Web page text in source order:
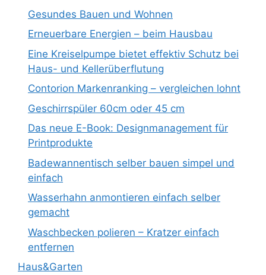
Gesundes Bauen und Wohnen
Erneuerbare Energien – beim Hausbau
Eine Kreiselpumpe bietet effektiv Schutz bei
Haus- und Kellerüberflutung
Contorion Markenranking – vergleichen lohnt
Geschirrspüler 60cm oder 45 cm
Das neue E-Book: Designmanagement für
Printprodukte
Badewannentisch selber bauen simpel und
einfach
Wasserhahn anmontieren einfach selber
gemacht
Waschbecken polieren – Kratzer einfach
entfernen
Haus&Garten